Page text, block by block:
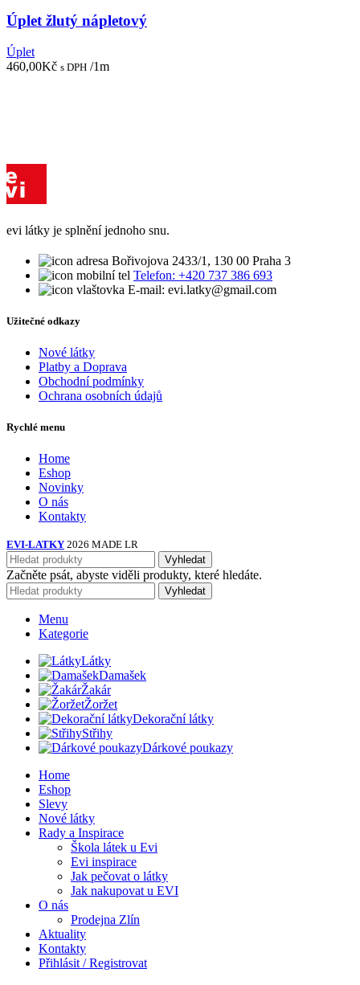
Úplet žlutý nápletový
Úplet
460,00Kč s DPH /1m
evi látky je splnění jednoho snu.
Bořivojova 2433/1, 130 00 Praha 3
Telefon: +420 737 386 693
E-mail: evi.latky@gmail.com
Užitečné odkazy
Nové látky
Platby a Doprava
Obchodní podmínky
Ochrana osobních údajů
Rychlé menu
Home
Eshop
Novinky
O nás
Kontakty
EVI-LATKY 2026 MADE LR
Vyhledat
Začněte psát, abyste viděli produkty, které hledáte.
Vyhledat
Menu
Kategorie
Látky
Damašek
Žakár
Žoržet
Dekorační látky
Střihy
Dárkové poukazy
Home
Eshop
Slevy
Nové látky
Rady a Inspirace
Škola látek u Evi
Evi inspirace
Jak pečovat o látky
Jak nakupovat u EVI
O nás
Prodejna Zlín
Aktuality
Kontakty
Přihlásit / Registrovat